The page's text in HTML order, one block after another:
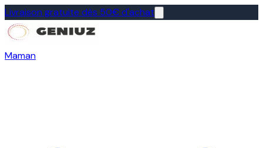
Livraison gratuite dès 50€ d'achat
Maman